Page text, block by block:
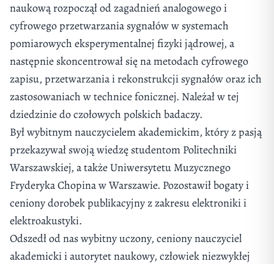
naukową rozpoczął od zagadnień analogowego i
cyfrowego przetwarzania sygnałów w systemach
pomiarowych eksperymentalnej fizyki jądrowej, a
następnie skoncentrował się na metodach cyfrowego
zapisu, przetwarzania i rekonstrukcji sygnałów oraz ich
zastosowaniach w technice fonicznej. Należał w tej
dziedzinie do czołowych polskich badaczy.
Był wybitnym nauczycielem akademickim, który z pasją
przekazywał swoją wiedzę studentom Politechniki
Warszawskiej, a także Uniwersytetu Muzycznego
Fryderyka Chopina w Warszawie. Pozostawił bogaty i
ceniony dorobek publikacyjny z zakresu elektroniki i
elektroakustyki.
Odszedł od nas wybitny uczony, ceniony nauczyciel
akademicki i autorytet naukowy, człowiek niezwykłej